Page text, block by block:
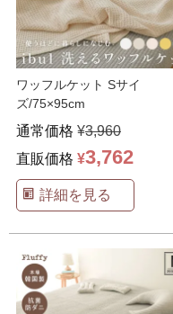
ワッフルケット Sサイ
ズ/75×95cm
通常価格 ¥3,960
直販価格 ¥3,762
詳細を見る